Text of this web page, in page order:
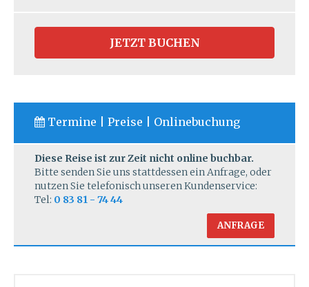
JETZT BUCHEN
Termine | Preise | Onlinebuchung
Diese Reise ist zur Zeit nicht online buchbar.
Bitte senden Sie uns stattdessen ein Anfrage, oder
nutzen Sie telefonisch unseren Kundenservice:
Tel: 0 83 81 - 74 44
ANFRAGE